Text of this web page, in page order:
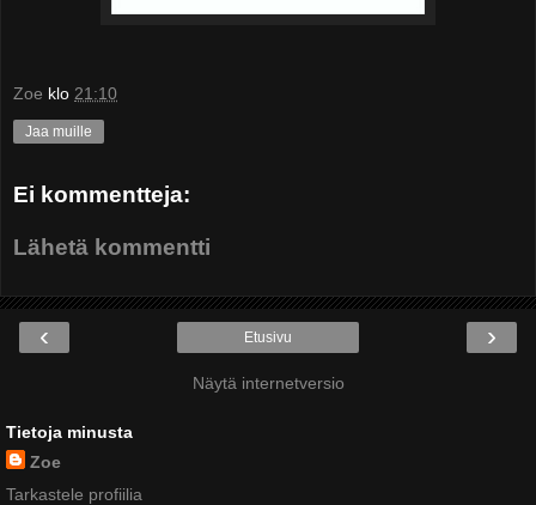
Zoe klo 21:10
Jaa muille
Ei kommentteja:
Lähetä kommentti
‹ ›
Etusivu
Näytä internetversio
Tietoja minusta
Zoe
Tarkastele profiilia